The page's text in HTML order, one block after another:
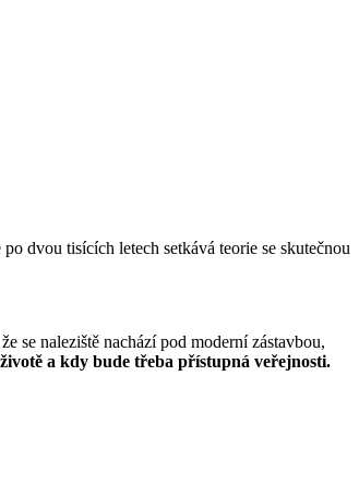
dvou tisících letech setkává teorie se skutečnou
se naleziště nachází pod moderní zástavbou,
a kdy bude třeba přístupná veřejnosti.